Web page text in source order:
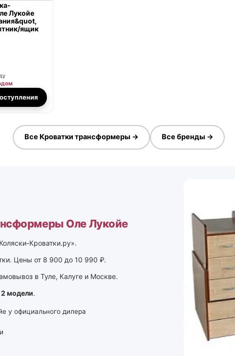
Лукойе
ящик
Все Кроватки трансформеры → Все бренды →
Оле Лукойе
Кроватки.ру».
Цены от 8 900 до 10 990 ₽.
в Туле, Калуге и Москве.
2 модели.
у официального дилера